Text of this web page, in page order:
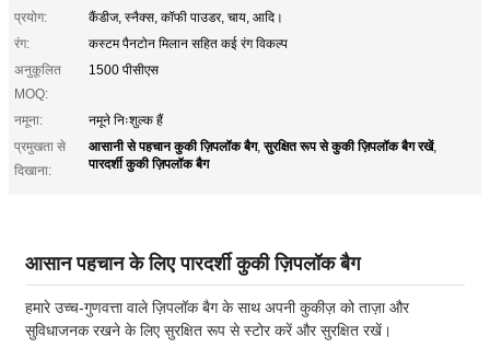
प्रयोग:
कैंडीज, स्नैक्स, कॉफी पाउडर, चाय, आदि।
रंग:
कस्टम पैनटोन मिलान सहित कई रंग विकल्प
अनुकूलित
MOQ:
1500 पीसीएस
नमूना:
नमूने निःशुल्क हैं
प्रमुखता से
दिखाना:
आसानी से पहचान कुकी ज़िपलॉक बैग,सुरक्षित रूप से कुकी ज़िपलॉक बैग रखें,
पारदर्शी कुकी ज़िपलॉक बैग
आसान पहचान के लिए पारदर्शी कुकी ज़िपलॉक बैग
हमारे उच्च-गुणवत्ता वाले ज़िपलॉक बैग के साथ अपनी कुकीज़ को ताज़ा और
सुविधाजनक रखने के लिए सुरक्षित रूप से स्टोर करें और सुरक्षित रखें।